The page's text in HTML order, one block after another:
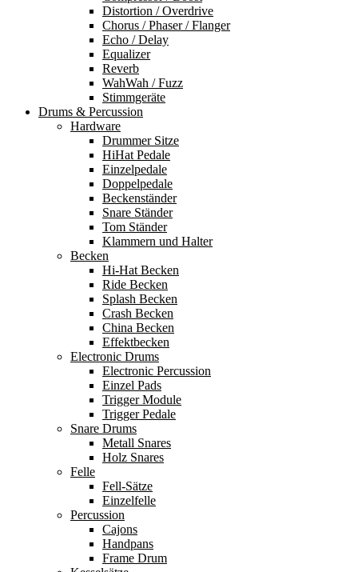
Distortion / Overdrive
Chorus / Phaser / Flanger
Echo / Delay
Equalizer
Reverb
WahWah / Fuzz
Stimmgeräte
Drums & Percussion
Hardware
Drummer Sitze
HiHat Pedale
Einzelpedale
Doppelpedale
Beckenständer
Snare Ständer
Tom Ständer
Klammern und Halter
Becken
Hi-Hat Becken
Ride Becken
Splash Becken
Crash Becken
China Becken
Effektbecken
Electronic Drums
Electronic Percussion
Einzel Pads
Trigger Module
Trigger Pedale
Snare Drums
Metall Snares
Holz Snares
Felle
Fell-Sätze
Einzelfelle
Percussion
Cajons
Handpans
Frame Drum